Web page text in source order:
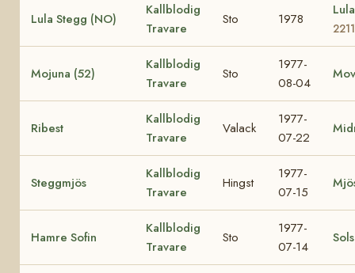
Lula Stegg (NO)
Kallblodig
Travare
Sto 1978
Mojuna (52)
Kallblodig
Travare
Sto
1977-
08-04
Ribest
Kallblodig
Travare
Valack
1977-
07-22
Steggmjös
Kallblodig
Travare
Hingst
1977-
07-15
Hamre Sofin
Kallblodig
Travare
Sto
1977-
07-14